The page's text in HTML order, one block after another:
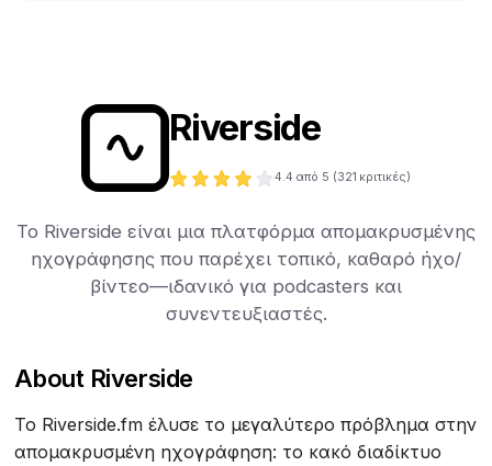
Riverside
4.4 από 5 (321 κριτικές)
Το Riverside είναι μια πλατφόρμα απομακρυσμένης
ηχογράφησης που παρέχει τοπικό, καθαρό ήχο/
βίντεο—ιδανικό για podcasters και
συνεντευξιαστές.
About Riverside
Το Riverside.fm έλυσε το μεγαλύτερο πρόβλημα στην
απομακρυσμένη ηχογράφηση: το κακό διαδίκτυο